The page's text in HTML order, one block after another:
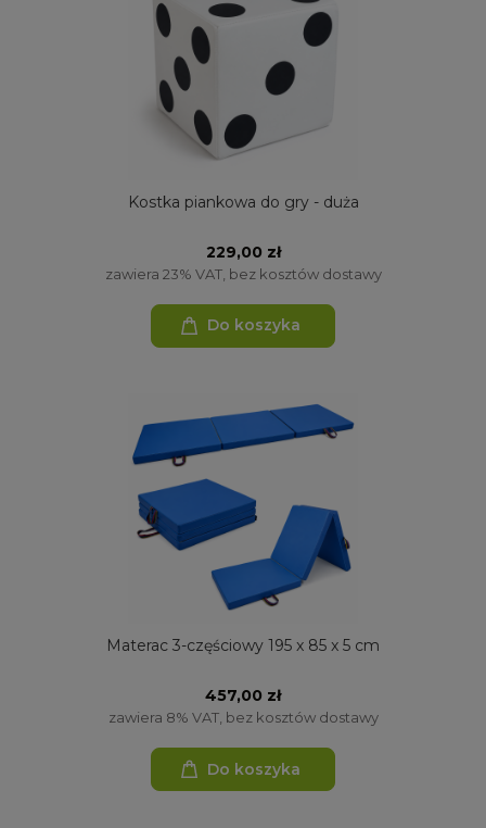
Kostka piankowa do gry - duża
229,00 zł
zawiera 23% VAT, bez kosztów dostawy
Do koszyka
Materac 3-częściowy 195 x 85 x 5 cm
457,00 zł
zawiera 8% VAT, bez kosztów dostawy
Do koszyka